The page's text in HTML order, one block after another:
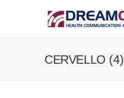
CERVELLO (4)